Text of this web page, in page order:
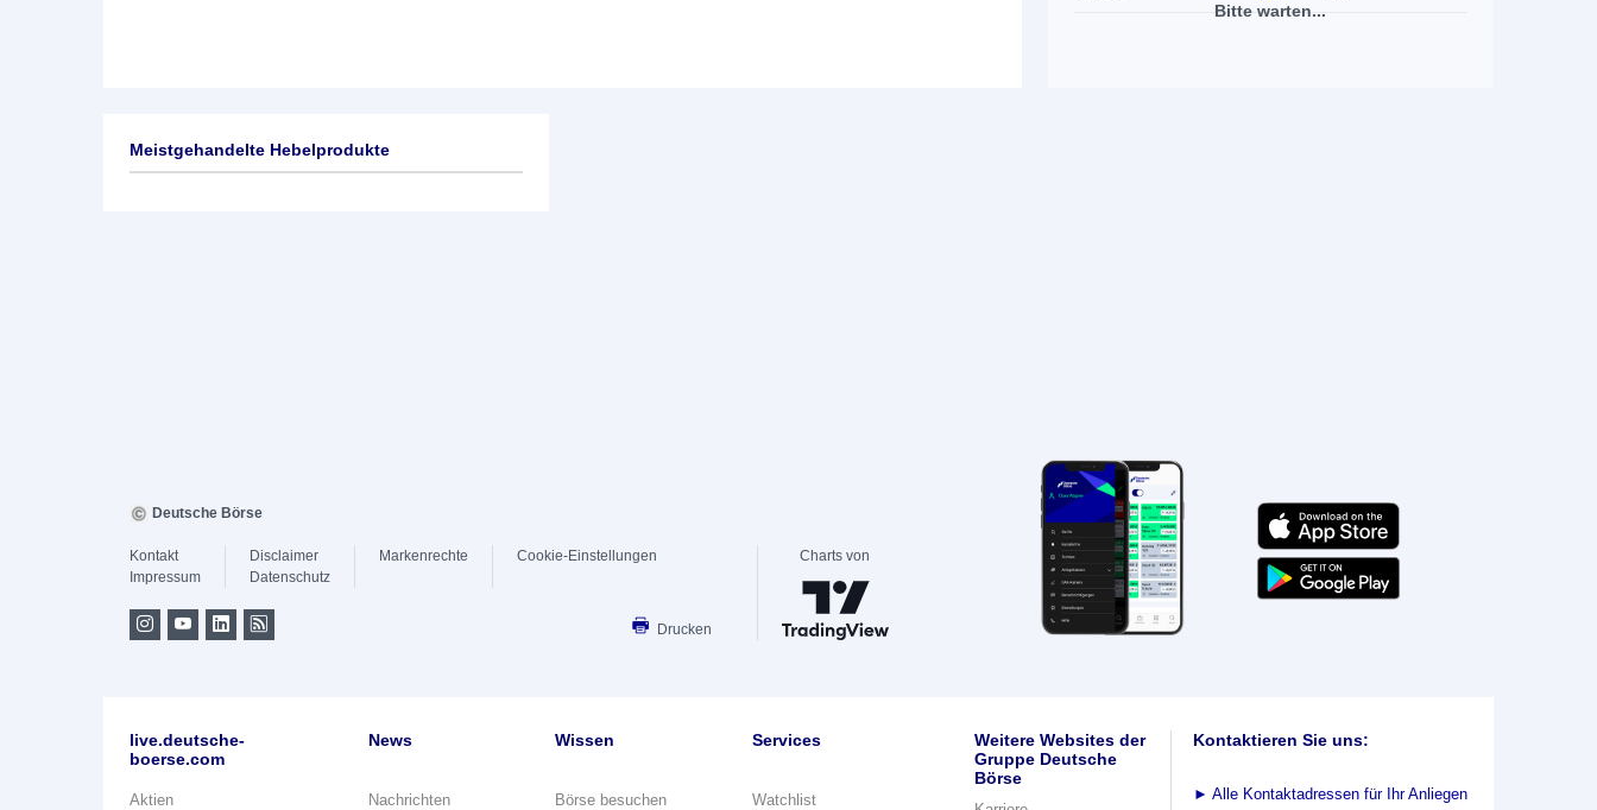
Bitte warten...
Meistgehandelte Hebelprodukte
Deutsche Börse
Kontakt
Impressum
Disclaimer
Datenschutz
Markenrechte Cookie-Einstellungen
Drucken
Charts von
live.deutsche-
boerse.com
Aktien
News
Nachrichten
Wissen
Börse besuchen
Services
Watchlist
Weitere Websites der
Gruppe Deutsche
Börse
Kontaktieren Sie uns:
► Alle Kontaktadressen für Ihr Anliegen